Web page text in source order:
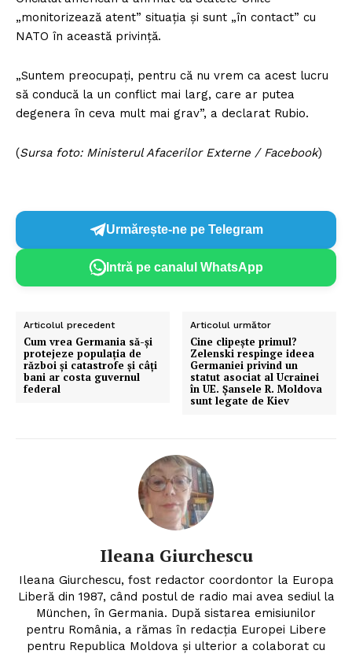
Un proiect
PRESShub
Despre noi / Echipa
Proiecte editoriale
Contact
„monitorizează atent” situația și sunt „în contact” cu
NATO în această privință.
„Suntem preocupați, pentru că nu vrem ca acest lucru
să conducă la un conflict mai larg, care ar putea
degenera în ceva mult mai grav”, a declarat Rubio.
(Sursa foto: Ministerul Afacerilor Externe / Facebook)
Urmărește-ne pe Telegram
Intră pe canalul WhatsApp
Articolul precedent
Cum vrea Germania să-și
protejeze populația de
război și catastrofe și câți
bani ar costa guvernul
federal
Articolul următor
Cine clipește primul?
Zelenski respinge ideea
Germaniei privind un
statut asociat al Ucrainei
în UE. Șansele R. Moldova
sunt legate de Kiev
Ileana Giurchescu
Ileana Giurchescu, fost redactor coordontor la Europa
Liberă din 1987, când postul de radio mai avea sediul la
München, în Germania. După sistarea emisiunilor
pentru România, a rămas în redacția Europei Libere
pentru Republica Moldova și ulterior a colaborat cu